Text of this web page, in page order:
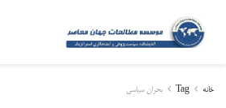
خانه Tag بحران سیاسی